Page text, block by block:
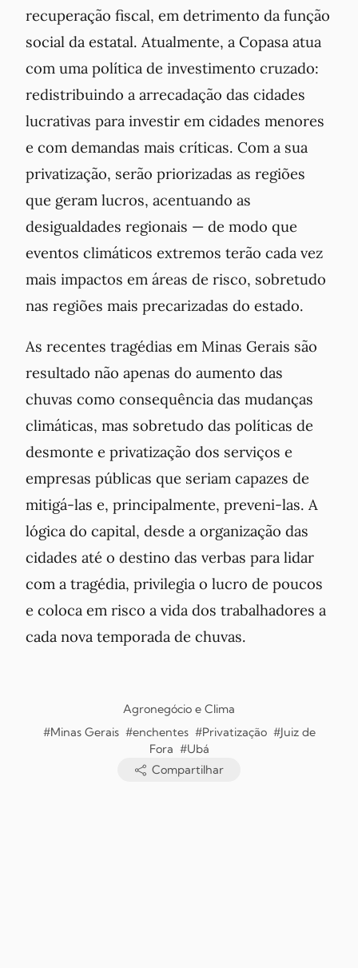
recuperação fiscal, em detrimento da função
social da estatal. Atualmente, a Copasa atua
com uma política de investimento cruzado:
redistribuindo a arrecadação das cidades
lucrativas para investir em cidades menores
e com demandas mais críticas. Com a sua
privatização, serão priorizadas as regiões
que geram lucros, acentuando as
desigualdades regionais — de modo que
eventos climáticos extremos terão cada vez
mais impactos em áreas de risco, sobretudo
nas regiões mais precarizadas do estado.
As recentes tragédias em Minas Gerais são
resultado não apenas do aumento das
chuvas como consequência das mudanças
climáticas, mas sobretudo das políticas de
desmonte e privatização dos serviços e
empresas públicas que seriam capazes de
mitigá-las e, principalmente, preveni-las. A
lógica do capital, desde a organização das
cidades até o destino das verbas para lidar
com a tragédia, privilegia o lucro de poucos
e coloca em risco a vida dos trabalhadores a
cada nova temporada de chuvas.
Agronegócio e Clima
#Minas Gerais #enchentes #Privatização #Juiz de
Fora #Ubá
Compartilhar